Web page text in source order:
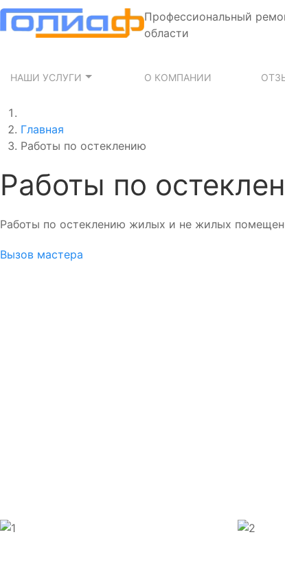
Профессиональный
области
НАШИ УСЛУГИ О КОМПАНИИ
Главная
Работы по остеклению
Работы по
Работы по остеклению жилых и не жилых
Вызов мастера